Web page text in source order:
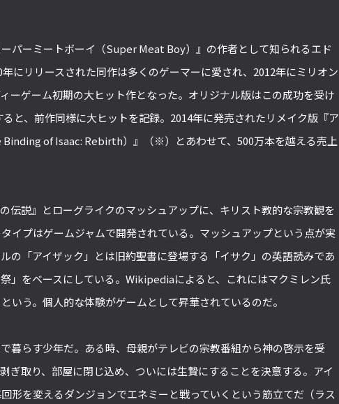
パーミートボーイ（Super Meat Boy）』の作者として知られるエド
にリリースされた同作は多くのゲーマーに愛され、2012年にミリオン
ーゲーム初期の大ヒット作となった。オリジナル版はこの成功を受け
と、前作同様に大ヒットを記録。2014年に発売されたリメイク版『ア
Binding of Isaac: Rebirth）』（※）とあわせて、500万本を越える売上
伝説』とローグライクのマッシュアップに、キリスト教的な宗教観を
イプはゲームジャムで開発されている。マッシュアップという点が実
の「アイザック」とは旧約聖書に登場する「イサク」の英語読みであ
」をベースにしている。Wikipediaによると、これにはマクミレン氏
いう。個人的な体験がゲームとして昇華されているのだ。
暮らす少年だ。ある時、母親がテレビの宗教番組から神の啓示を受
ぎ取り、部屋に閉じ込め、ついには生贄にすることを決意する。アイ
形を変えるダンジョンでエネミーと戦っていくという筋立てだ（ラス